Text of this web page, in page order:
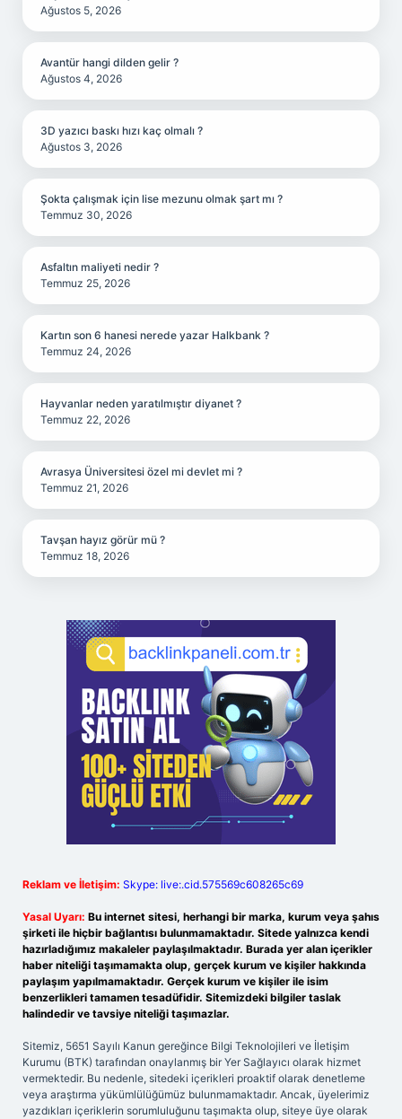
Ağustos 5, 2026
Avantür hangi dilden gelir ?
Ağustos 4, 2026
3D yazıcı baskı hızı kaç olmalı ?
Ağustos 3, 2026
Şokta çalışmak için lise mezunu olmak şart mı ?
Temmuz 30, 2026
Asfaltın maliyeti nedir ?
Temmuz 25, 2026
Kartın son 6 hanesi nerede yazar Halkbank ?
Temmuz 24, 2026
Hayvanlar neden yaratılmıştır diyanet ?
Temmuz 22, 2026
Avrasya Üniversitesi özel mi devlet mi ?
Temmuz 21, 2026
Tavşan hayız görür mü ?
Temmuz 18, 2026
Reklam ve İletişim: Skype: live:.cid.575569c608265c69
Yasal Uyarı: Bu internet sitesi, herhangi bir marka, kurum veya şahıs
şirketi ile hiçbir bağlantısı bulunmamaktadır. Sitede yalnızca kendi
hazırladığımız makaleler paylaşılmaktadır. Burada yer alan içerikler
haber niteliği taşımamakta olup, gerçek kurum ve kişiler hakkında
paylaşım yapılmamaktadır. Gerçek kurum ve kişiler ile isim
benzerlikleri tamamen tesadüfidir. Sitemizdeki bilgiler taslak
halindedir ve tavsiye niteliği taşımazlar.
Sitemiz, 5651 Sayılı Kanun gereğince Bilgi Teknolojileri ve İletişim
Kurumu (BTK) tarafından onaylanmış bir Yer Sağlayıcı olarak hizmet
vermektedir. Bu nedenle, sitedeki içerikleri proaktif olarak denetleme
veya araştırma yükümlülüğümüz bulunmamaktadır. Ancak, üyelerimiz
yazdıkları içeriklerin sorumluluğunu taşımakta olup, siteye üye olarak